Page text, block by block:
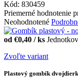
Kód: 830459
Priemerné hodnotenie
Neohodnotené
od €0,40 / ks
Zvoľte variant
Plastový gombík